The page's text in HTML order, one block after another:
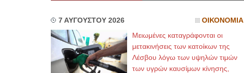
7 ΑΥΓΟΥΣΤΟΥ 2026 ΟΙΚΟΝΟΜΙΑ
Μειωμένες καταγράφονται οι
μετακινήσεις των κατοίκων της
Λέσβου λόγω των υψηλών τιμών
των υγρών καυσίμων κίνησης,